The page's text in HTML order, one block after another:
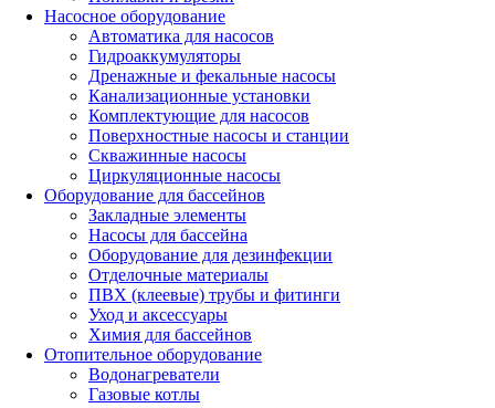
Насосное оборудование
Автоматика для насосов
Гидроаккумуляторы
Дренажные и фекальные насосы
Канализационные установки
Комплектующие для насосов
Поверхностные насосы и станции
Скважинные насосы
Циркуляционные насосы
Оборудование для бассейнов
Закладные элементы
Насосы для бассейна
Оборудование для дезинфекции
Отделочные материалы
ПВХ (клеевые) трубы и фитинги
Уход и аксессуары
Химия для бассейнов
Отопительное оборудование
Водонагреватели
Газовые котлы